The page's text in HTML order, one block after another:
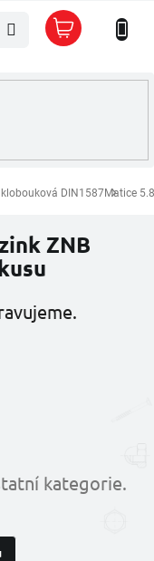
Nákupní
košík
DIN1587Matice
ZNB
kategorie.